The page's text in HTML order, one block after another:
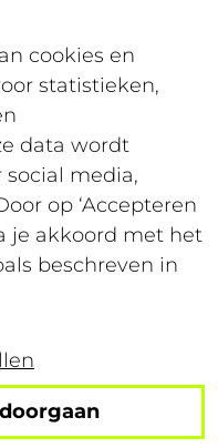
cookies en
statistieken,
data wordt
media,
op ‘Accepteren
je akkoord met het
beschreven in
Login